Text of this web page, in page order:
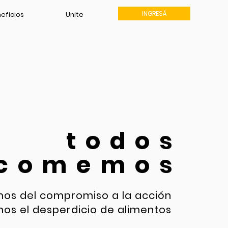
Unite INGRESÁ
todos
del compromiso a la acción
el desperdicio de alimentos